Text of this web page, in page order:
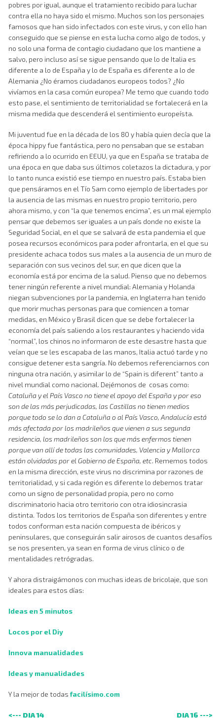
pobres por igual, aunque el tratamiento recibido para luchar
contra ella no haya sido el mismo. Muchos son los personajes
famosos que han sido infectados con este virus, y con ello han
conseguido que se piense en esta lucha como algo de todos, y
no solo una forma de contagio ciudadano que los mantiene a
salvo, pero incluso así se sigue pensando que lo de Italia es
diferente a lo de España y lo de España es diferente a lo de
Alemania ¿No éramos ciudadanos europeos todos? ¿No
vivíamos en la casa común europea? Me temo que cuando todo
esto pase, el sentimiento de territorialidad se fortalecerá en la
misma medida que descenderá el sentimiento europeísta.
Mi juventud fue en la década de los 80 y había quien decía que la
época hippy fue fantástica, pero no pensaban que se estaban
refiriendo a lo ocurrido en EEUU, ya que en España se trataba de
una época en que daba sus últimos coletazos la dictadura, y por
lo tanto nunca existió ese tiempo en nuestro país. Estaba bien
que pensáramos en el Tío Sam como ejemplo de libertades por
la ausencia de las mismas en nuestro propio territorio, pero
ahora mismo, y con “la que tenemos encima”, es un mal ejemplo
pensar que debemos ser iguales a un país donde no existe la
Seguridad Social, en el que se salvará de esta pandemia el que
posea recursos económicos para poder afrontarla, en el que su
presidente achaca todos sus males a la ausencia de un muro de
separación con sus vecinos del sur, en que dicen que la
economía está por encima de la salud. Pienso que no debemos
tener ningún referente a nivel mundial: Alemania y Holanda
niegan subvenciones por la pandemia, en Inglaterra han tenido
que morir muchas personas para que comiencen a tomar
medidas, en México y Brasil dicen que se debe fortalecer la
economía del país saliendo a los restaurantes y haciendo vida
“normal”, los chinos no informaron de este desastre hasta que
veían que se les escapaba de las manos, Italia actuó tarde y no
consigue detener esta sangría. No debemos referenciarnos con
ninguna otra nación, y asimilar lo de “Spain is diferent” tanto a
nivel mundial como nacional. Dejémonos de cosas como:
Cataluña y el País Vasco no tiene el apoyo del España y por eso
son de las más perjudicadas, las Castillas no tienen medios
porque todo se lo dan a Cataluña o al País Vasco, Andalucía está
más afectada por los madrileños que vienen a sus segunda
residencia, los madrileños son los que más enfermos tienen
porque van allí de todas las comunidades, Valencia y Mallorca
están olvidadas por el Gobierno de España, etc. Rememos todos
en la misma dirección, este virus no discrimina por razones de
territorialidad, y si cada región es diferente lo debemos tratar
como un signo de personalidad propia, pero no como
discriminatorio hacia otro territorio con otra idiosincrasia
distinta. Todos los territorios de España son diferentes y entre
todos conforman esta nación compuesta de ibéricos y
peninsulares, que conseguirán salir airosos de cuantos desafíos
se nos presenten, ya sean en forma de virus clínico o de
mentalidades retrógradas.
Y ahora distraigámonos con muchas ideas de bricolaje, que son
ideales para estos días:
Ideas en 5 minutos
Locos por el Diy
Innova manualidades
Ideas y manualidades
Y la mejor de todasfacilísimo.com
<--- DIA 14 DIA 16 --->